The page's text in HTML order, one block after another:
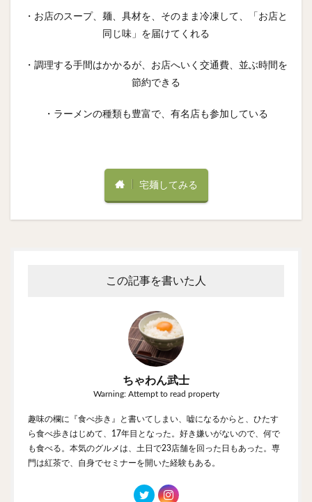
・お店のスープ、麺、具材を、そのまま冷凍して、「お店と
同じ味」を届けてくれる
・調理する手間はかかるが、お店へいく交通費、並ぶ時間を
節約できる
・ラーメンの種類も豊富で、有名店も参加している
宅麺してみる
この記事を書いた人
ちゃわん武士
Warning: Attempt to read property
趣味の欄に『食べ歩き』と書いてしまい、嘘になるからと、ひたす
ら食べ歩きはじめて、17年目となった。好き嫌いがないので、何で
も食べる。本気のグルメは、土日で23店舗を回った日もあった。専
門は紅茶で、自身でセミナーを開いた経験もある。